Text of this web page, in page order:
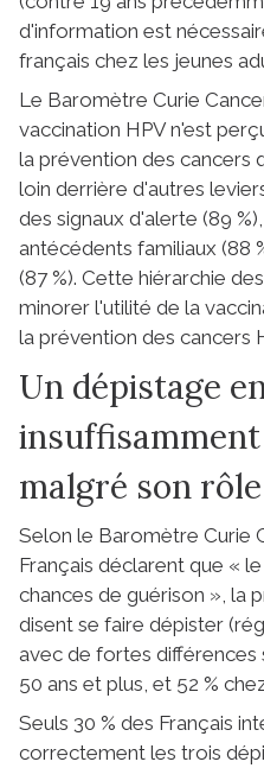
d'information est
français chez les jeunes
Le Baromètre Curie
vaccination HPV n'est
la prévention des cancers
loin derrière d'autres
des signaux d'alerte (89
antécédents familiaux (88
(87 %). Cette hiérarchie
minorer l'utilité de la
la prévention des cancers
Un dépistage
malgré son
Selon le Baromètre Curie
Français déclarent que «
chances de guérison », la
disent se faire dépister
avec de fortes différences
50 ans et plus, et 52 %
Seuls 30 % des Français
correctement les trois